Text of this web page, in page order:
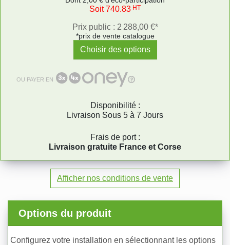
Soit 740.83 HT
Prix public : 2 288,00 €*
*prix de vente catalogue
Choisir des options
OU PAYER EN
Disponibilité :
Livraison Sous 5 à 7 Jours
Frais de port :
Livraison gratuite France et Corse
Afficher nos conditions de vente
Options du produit
Configurez votre installation en sélectionnant les options